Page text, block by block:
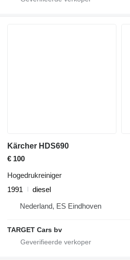
Kärcher HDS690
€ 100
Hogedrukreiniger
1991
diesel
Nederland, ES Eindhoven
TARGET Cars bv